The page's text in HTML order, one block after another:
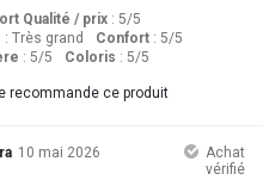
Qualité / prix: 5/5
: Très grand Confort: 5/5
: 5/5 Coloris : 5/5
recommande ce produit
10 mai 2026
Achat
vérifié